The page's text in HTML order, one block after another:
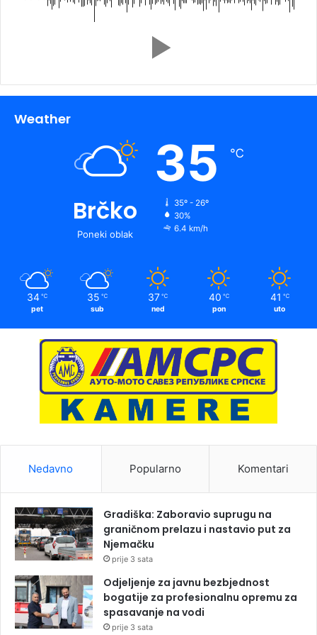
Weather
Brčko
Poneki oblak
35 ℃
35º - 26º
30%
6.4 km/h
34 ℃
pet
35 ℃
sub
37 ℃
ned
40 ℃
pon
41 ℃
uto
Nedavno Popularno Komentari
Gradiška: Zaboravio suprugu na
graničnom prelazu i nastavio put za
Njemačku
prije 3 sata
Odjeljenje za javnu bezbjednost
bogatije za profesionalnu opremu za
spasavanje na vodi
prije 3 sata